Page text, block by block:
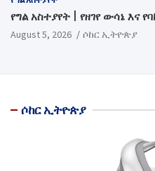
የግል አስተያየት | የዘገየ ውሳኔ እና
August 5, 2026 ሶከር ኢትዮጵያ
ሶከር ኢትዮጵያ